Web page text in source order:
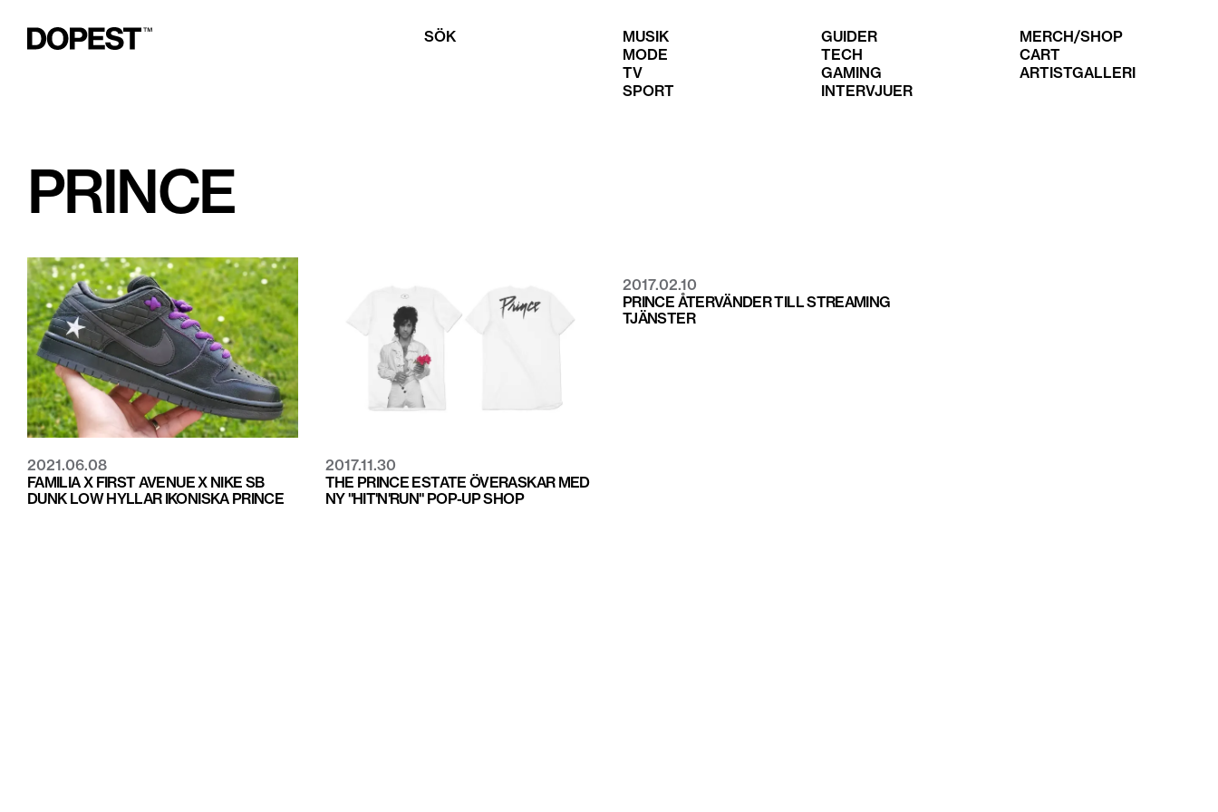
SÖK
MUSIK
MODE
TV
SPORT
GUIDER
TECH
GAMING
INTERVJUER
MERCH/SHOP
CART
ARTISTGALLERI
PRINCE
2021.06.08
FAMILIA X FIRST AVENUE X NIKE SB
DUNK LOW HYLLAR IKONISKA PRINCE
2017.11.30
THE PRINCE ESTATE ÖVERASKAR MED
NY "HIT'N'RUN" POP-UP SHOP
2017.02.10
PRINCE ÅTERVÄNDER TILL STREAMING
TJÄNSTER